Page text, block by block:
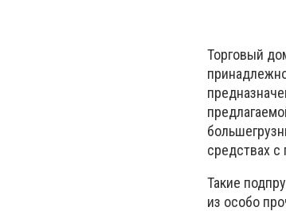
Торговый
средствах
Такие
из особо